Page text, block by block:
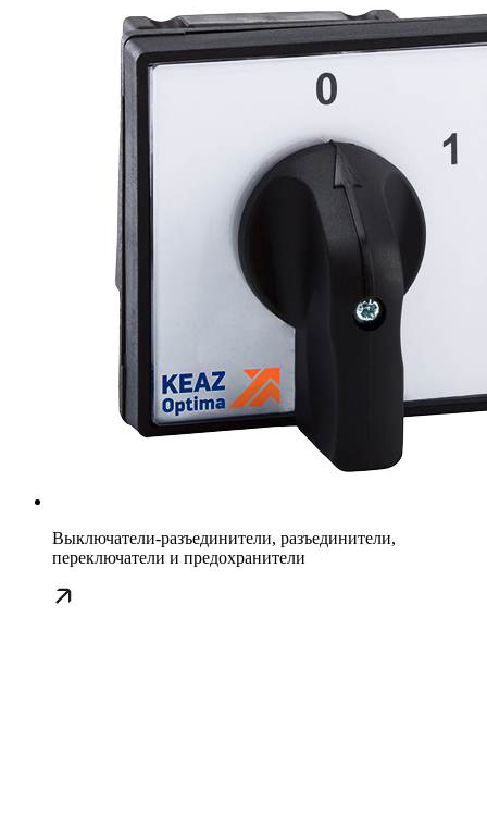
Выключатели-разъединители, разъединители,
переключатели и предохранители